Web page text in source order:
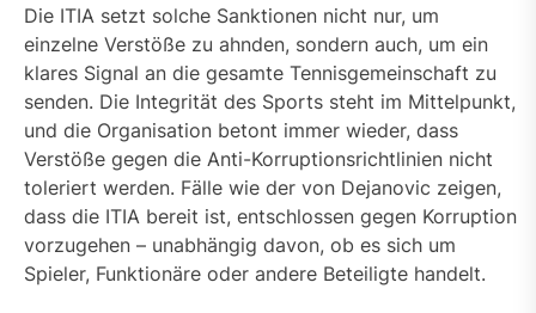
Die ITIA setzt solche Sanktionen nicht nur, um
einzelne Verstöße zu ahnden, sondern auch, um ein
klares Signal an die gesamte Tennisgemeinschaft zu
senden. Die Integrität des Sports steht im Mittelpunkt,
und die Organisation betont immer wieder, dass
Verstöße gegen die Anti-Korruptionsrichtlinien nicht
toleriert werden. Fälle wie der von Dejanovic zeigen,
dass die ITIA bereit ist, entschlossen gegen Korruption
vorzugehen – unabhängig davon, ob es sich um
Spieler, Funktionäre oder andere Beteiligte handelt.